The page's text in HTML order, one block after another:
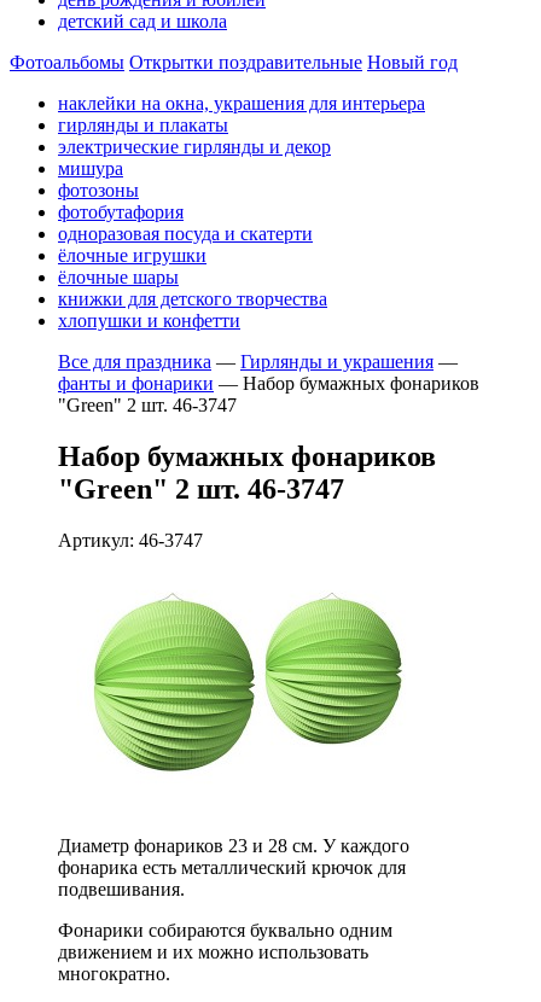
детский сад и школа
Фотоальбомы Открытки поздравительные Новый год
наклейки на окна, украшения для интерьера
гирлянды и плакаты
электрические гирлянды и декор
мишура
фотозоны
фотобутафория
одноразовая посуда и скатерти
ёлочные игрушки
ёлочные шары
книжки для детского творчества
хлопушки и конфетти
Все для праздника — Гирлянды и украшения —
фанты и фонарики — Набор бумажных фонариков
"Green" 2 шт. 46-3747
Набор бумажных фонариков
"Green" 2 шт. 46-3747
Артикул: 46-3747
Диаметр фонариков 23 и 28 см. У каждого
фонарика есть металлический крючок для
подвешивания.
Фонарики собираются буквально одним
движением и их можно использовать
многократно.